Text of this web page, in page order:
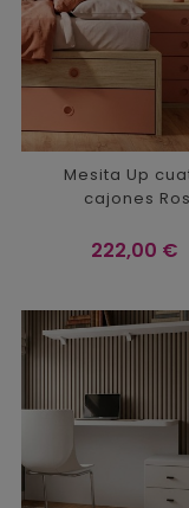
Mesita Up
cajones Ros
Precio
222,00 €